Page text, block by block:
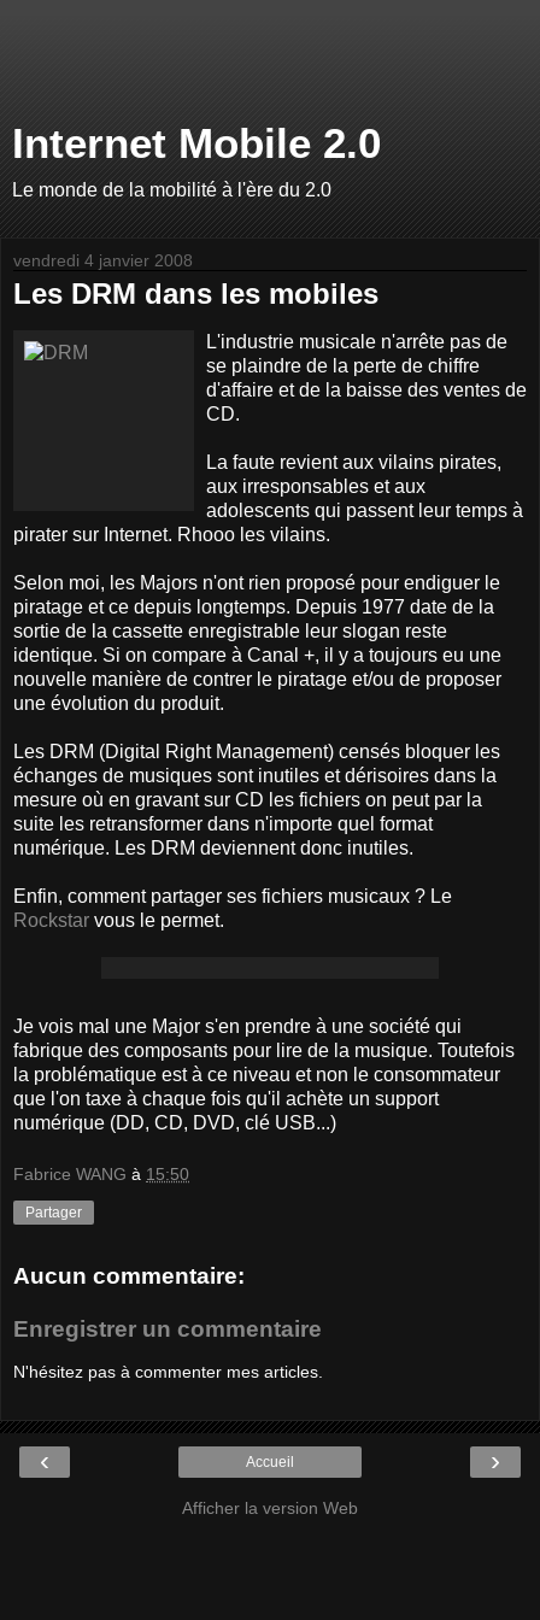
Internet Mobile 2.0
Le monde de la mobilité à l'ère du 2.0
vendredi 4 janvier 2008
Les DRM dans les mobiles
L'industrie musicale n'arrête pas de
se plaindre de la perte de chiffre
d'affaire et de la baisse des ventes de
CD.
La faute revient aux vilains pirates,
aux irresponsables et aux
adolescents qui passent leur temps à
pirater sur Internet. Rhooo les vilains.
Selon moi, les Majors n'ont rien proposé pour endiguer le
piratage et ce depuis longtemps. Depuis 1977 date de la
sortie de la cassette enregistrable leur slogan reste
identique. Si on compare à Canal +, il y a toujours eu une
nouvelle manière de contrer le piratage et/ou de proposer
une évolution du produit.
Les DRM (Digital Right Management) censés bloquer les
échanges de musiques sont inutiles et dérisoires dans la
mesure où en gravant sur CD les fichiers on peut par la
suite les retransformer dans n'importe quel format
numérique. Les DRM deviennent donc inutiles.
Enfin, comment partager ses fichiers musicaux ? Le
Rockstar vous le permet.
Je vois mal une Major s'en prendre à une société qui
fabrique des composants pour lire de la musique. Toutefois
la problématique est à ce niveau et non le consommateur
que l'on taxe à chaque fois qu'il achète un support
numérique (DD, CD, DVD, clé USB...)
Fabrice WANG à 15:50
Partager
Aucun commentaire:
Enregistrer un commentaire
N'hésitez pas à commenter mes articles.
‹ ›
Accueil
Afficher la version Web